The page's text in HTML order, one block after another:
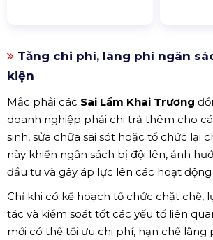
Tăng chi phí, lãng phí ngân
kiện
Mắc phải các Sai Lầm Khai Trương
doanh nghiệp phải chi trả thêm cho
sinh, sửa chữa sai sót hoặc tổ chức lại
này khiến ngân sách bị đội lên, ảnh
đầu tư và gây áp lực lên các hoạt
Chỉ khi có kế hoạch tổ chức chặt chẽ,
tác và kiểm soát tốt các yếu tố liên
mới có thể tối ưu chi phí, hạn chế lãng